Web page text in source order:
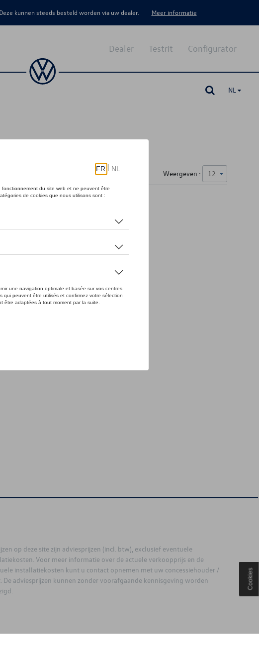
kunnen steeds besteld worden via uw dealer. Meer informatie
Configurator
Testrit
Dealer
NL
Weergeven :
op deze site zijn adviesprijzen (incl. btw), exclusief eventuele
Voor meer informatie over de actuele verkoopprijs en de
installatiekosten kunt u contact opnemen met uw concessiehouder /
De adviesprijzen kunnen zonder voorafgaande kennisgeving worden
Cookies